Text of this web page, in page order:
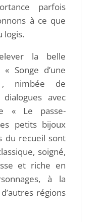
parfois
à ce que
logis.
la belle
Songe d’une
nimbée de
avec
« Le passe-
petits bijoux
du recueil sont
soigné,
et riche en
à la
régions